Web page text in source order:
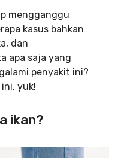
mengganggu
kasus bahkan
dan
apa saja yang
penyakit ini?
yuk!
ikan?